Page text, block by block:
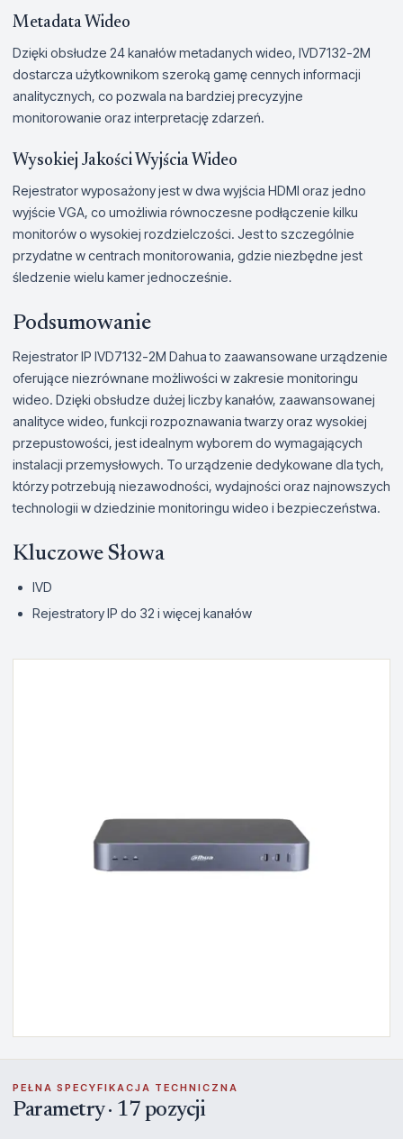
Metadata Wideo
Dzięki obsłudze 24 kanałów metadanych wideo, IVD7132-2M
dostarcza użytkownikom szeroką gamę cennych informacji
analitycznych, co pozwala na bardziej precyzyjne
monitorowanie oraz interpretację zdarzeń.
Wysokiej Jakości Wyjścia Wideo
Rejestrator wyposażony jest w dwa wyjścia HDMI oraz jedno
wyjście VGA, co umożliwia równoczesne podłączenie kilku
monitorów o wysokiej rozdzielczości. Jest to szczególnie
przydatne w centrach monitorowania, gdzie niezbędne jest
śledzenie wielu kamer jednocześnie.
Podsumowanie
Rejestrator IP IVD7132-2M Dahua to zaawansowane urządzenie
oferujące niezrównane możliwości w zakresie monitoringu
wideo. Dzięki obsłudze dużej liczby kanałów, zaawansowanej
analityce wideo, funkcji rozpoznawania twarzy oraz wysokiej
przepustowości, jest idealnym wyborem do wymagających
instalacji przemysłowych. To urządzenie dedykowane dla tych,
którzy potrzebują niezawodności, wydajności oraz najnowszych
technologii w dziedzinie monitoringu wideo i bezpieczeństwa.
Kluczowe Słowa
IVD
Rejestratory IP do 32 i więcej kanałów
PEŁNA SPECYFIKACJA TECHNICZNA
Parametry · 17 pozycji